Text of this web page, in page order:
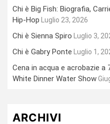
Chi è Big Fish: Biografia,
Hip-Hop
Luglio 23, 2026
Chi è Sienna Spiro Luglio 3,
Chi è Gabry Ponte Luglio 1,
Cena in acqua e acrobazie a
White Dinner Water Show
ARCHIVI